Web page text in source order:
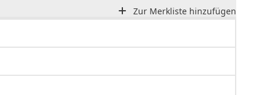
Zur Merkliste hinzufügen